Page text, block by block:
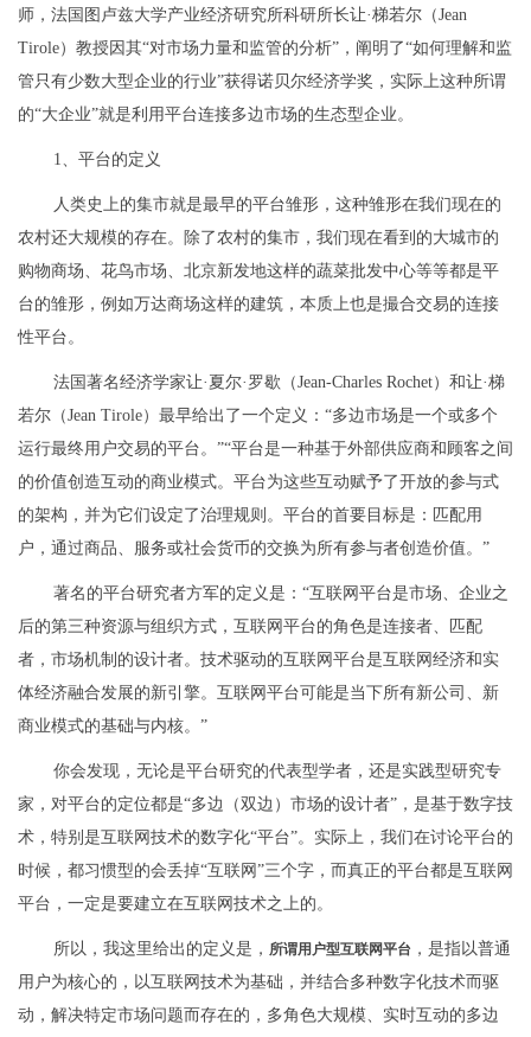
师，法国图卢兹大学产业经济研究所科研所长让·梯若尔（Jean
Tirole）教授因其“对市场力量和监管的分析”，阐明了“如何理解和监
管只有少数大型企业的行业”获得诺贝尔经济学奖，实际上这种所谓
的“大企业”就是利用平台连接多边市场的生态型企业。
1、平台的定义
人类史上的集市就是最早的平台雏形，这种雏形在我们现在的
农村还大规模的存在。除了农村的集市，我们现在看到的大城市的
购物商场、花鸟市场、北京新发地这样的蔬菜批发中心等等都是平
台的雏形，例如万达商场这样的建筑，本质上也是撮合交易的连接
性平台。
法国著名经济学家让·夏尔·罗歇（Jean-Charles Rochet）和让·梯
若尔（Jean Tirole）最早给出了一个定义：“多边市场是一个或多个
运行最终用户交易的平台。”“平台是一种基于外部供应商和顾客之间
的价值创造互动的商业模式。平台为这些互动赋予了开放的参与式
的架构，并为它们设定了治理规则。平台的首要目标是：匹配用
户，通过商品、服务或社会货币的交换为所有参与者创造价值。”
著名的平台研究者方军的定义是：“互联网平台是市场、企业之
后的第三种资源与组织方式，互联网平台的角色是连接者、匹配
者，市场机制的设计者。技术驱动的互联网平台是互联网经济和实
体经济融合发展的新引擎。互联网平台可能是当下所有新公司、新
商业模式的基础与内核。”
你会发现，无论是平台研究的代表型学者，还是实践型研究专
家，对平台的定位都是“多边（双边）市场的设计者”，是基于数字技
术，特别是互联网技术的数字化“平台”。实际上，我们在讨论平台的
时候，都习惯型的会丢掉“互联网”三个字，而真正的平台都是互联网
平台，一定是要建立在互联网技术之上的。
所以，我这里给出的定义是， 所谓用户型互联网平台 ，是指以普通
用户为核心的，以互联网技术为基础，并结合多种数字化技术而驱
动，解决特定市场问题而存在的，多角色大规模、实时互动的多边